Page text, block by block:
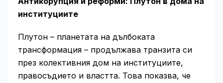
институциите
Плутон – планетата на дълбоката
трансформация – продължава транзита си
през колективния дом на институциите,
правосъдието и властта. Това показва, че